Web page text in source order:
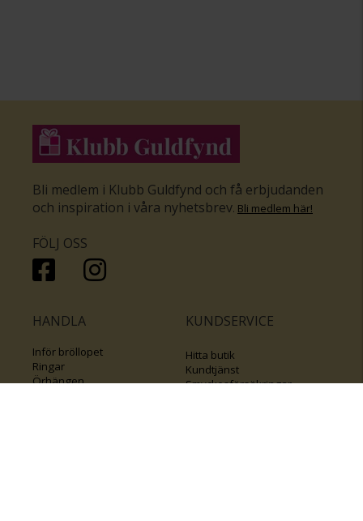
Bli medlem i Klubb Guldfynd och få erbjudanden
och inspiration i våra nyhetsbrev. Bli medlem här!
FÖLJ OSS
HANDLA
Inför bröllopet
Ringar
Örhängen
KUNDSERVICE
Hitta butik
Kundtjänst
Smyckesförsäkringar